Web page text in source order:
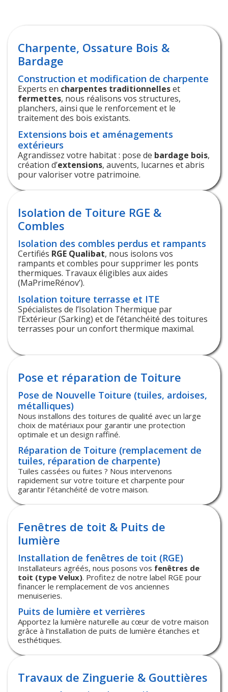
Charpente, Ossature Bois &
Bardage
Construction et modification de charpente
Experts en charpentes traditionnelleset
fermettes, nous réalisons vos structures,
planchers, ainsi que le renforcement et le
traitement des bois existants.
Extensions bois et aménagements
extérieurs
Agrandissez votre habitat : pose de bardage bois,
création d’extensions, auvents, lucarnes et abris
pour valoriser votre patrimoine.
Isolation de Toiture RGE &
Combles
Isolation des combles perdus et rampants
Certifiés RGE Qualibat, nous isolons vos
rampants et combles pour supprimer les ponts
thermiques. Travaux éligibles aux aides
(MaPrimeRénov’).
Isolation toiture terrasse et ITE
Spécialistes de l’Isolation Thermique par
l’Extérieur (Sarking) et de l’étanchéité des toitures
terrasses pour un confort thermique maximal.
Pose et réparation de Toiture
Pose de Nouvelle Toiture (tuiles, ardoises,
métalliques)
Nous installons des toitures de qualité avec un large
choix de matériaux pour garantir une protection
optimale et un design raffiné.
Réparation de Toiture (remplacement de
tuiles, réparation de charpente)
Tuiles cassées ou fuites ? Nous intervenons
rapidement sur votre toiture et charpente pour
garantir l’étanchéité de votre maison.
Fenêtres de toit & Puits de
lumière
Installation de fenêtres de toit (RGE)
Installateurs agréés, nous posons vos fenêtres de
toit (type Velux). Profitez de notre label RGE pour
financer le remplacement de vos anciennes
menuiseries.
Puits de lumière et verrières
Apportez la lumière naturelle au cœur de votre maison
grâce à l’installation de puits de lumière étanches et
esthétiques.
Travaux de Zinguerie & Gouttières